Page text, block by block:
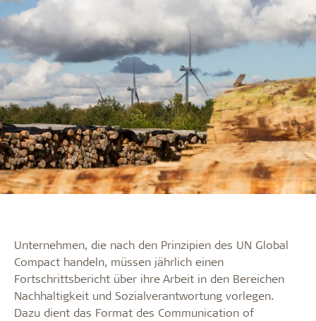
Unternehmen, die nach den Prinzipien des UN Global
Compact handeln, müssen jährlich einen
Fortschrittsbericht über ihre Arbeit in den Bereichen
Nachhaltigkeit und Sozialverantwortung vorlegen.
Dazu dient das Format des Communication of